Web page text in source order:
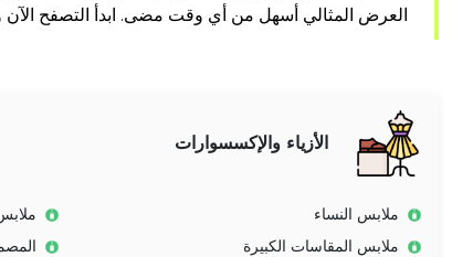
العرض المثالي أسهل من أي وقت مضى. ابدأ التصفح
الأزياء والإكسسوارات
ملابس النساء
ملابس المقاسات الكبيرة